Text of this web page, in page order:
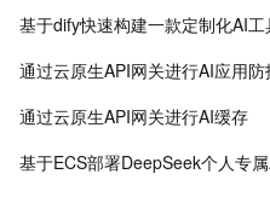
工程效率。
基于dify快速构建一款定制化AI工
通过云原生API网关进行AI应用防
通过云原生API网关进行AI缓存
基于ECS部署DeepSeek个人专